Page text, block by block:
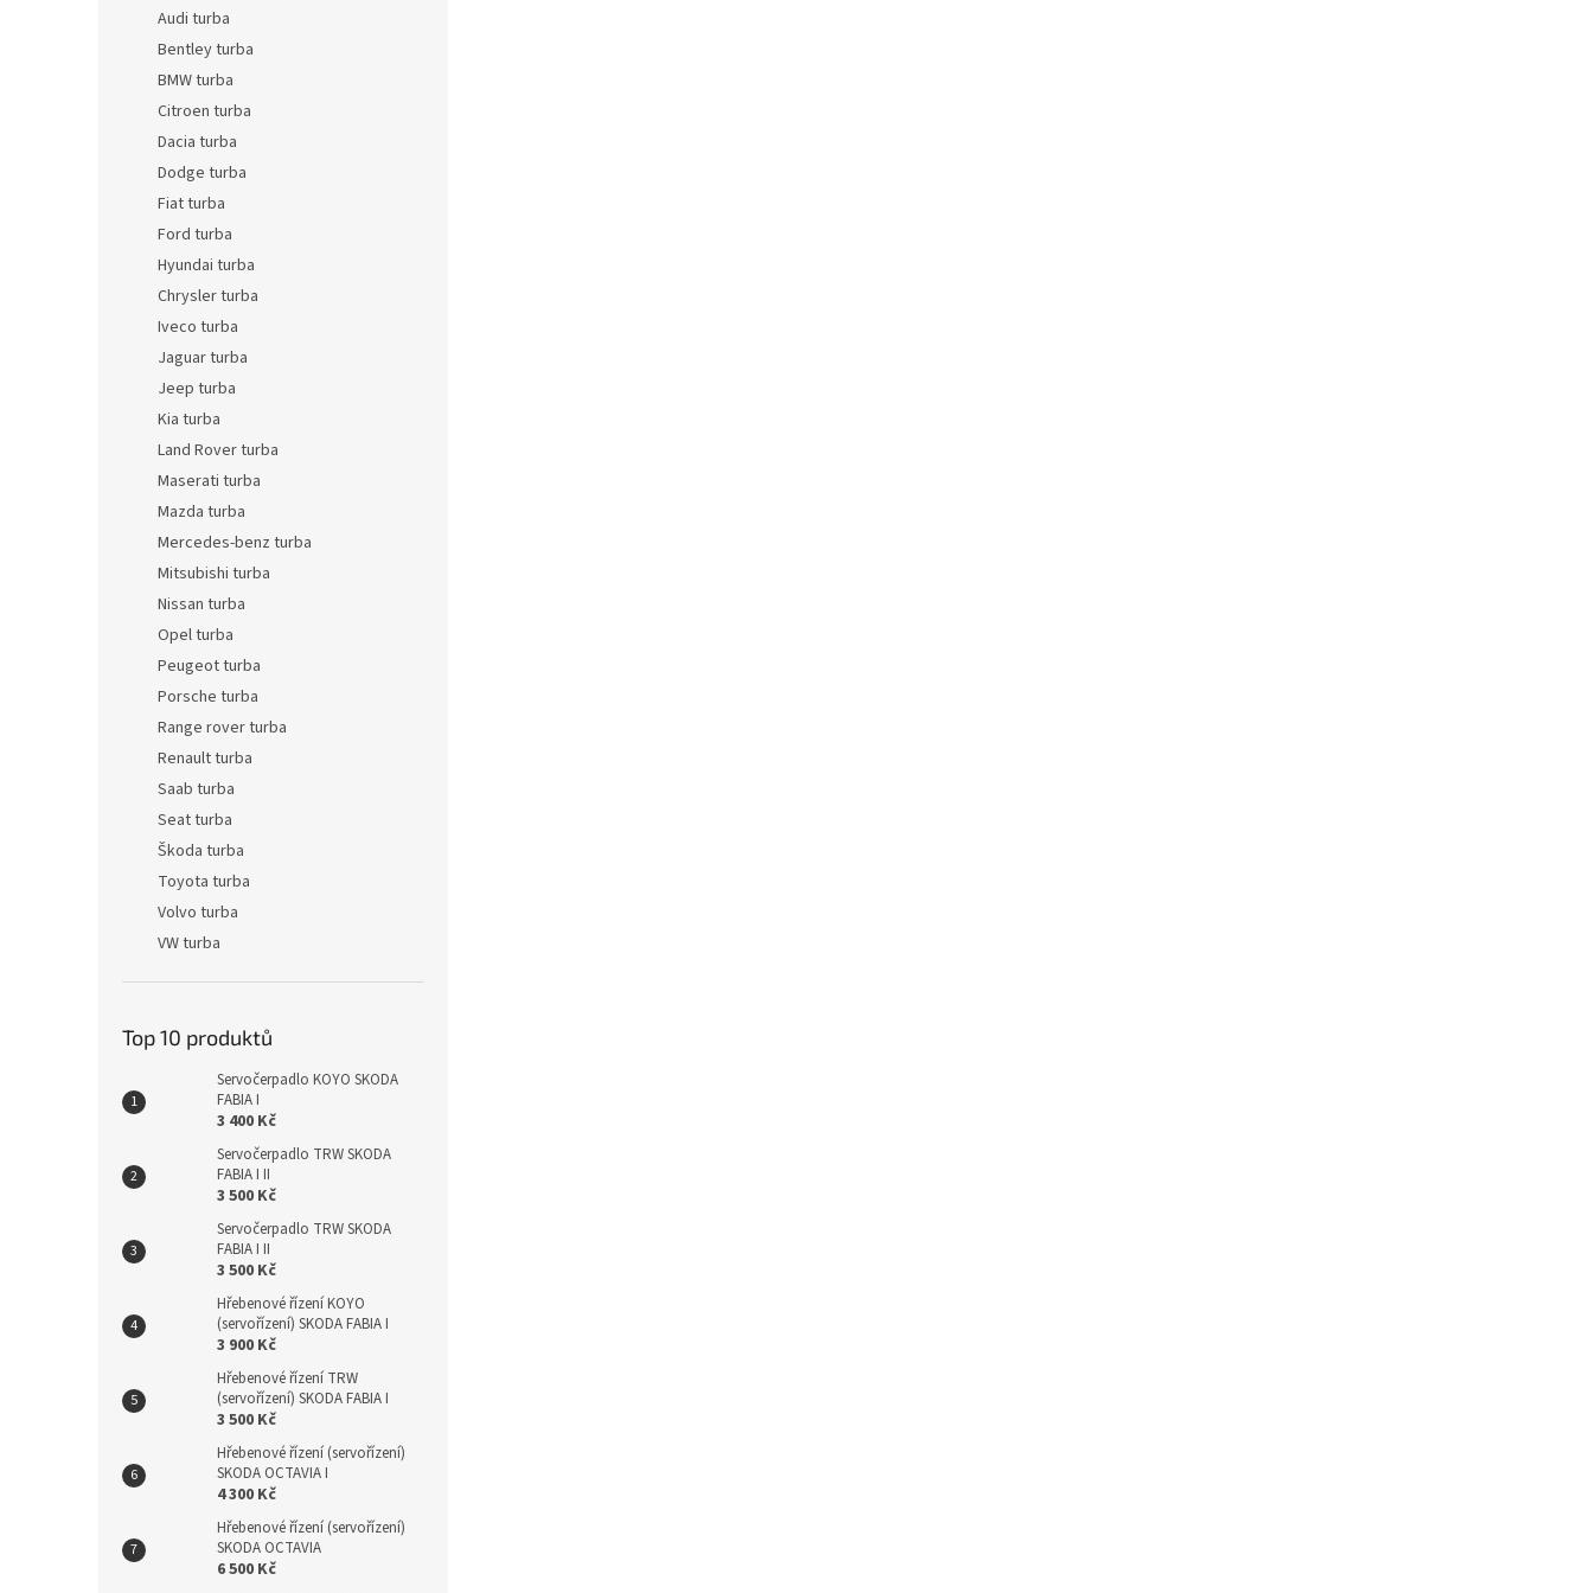
Audi turba
Bentley turba
BMW turba
Citroen turba
Dacia turba
Dodge turba
Fiat turba
Ford turba
Hyundai turba
Chrysler turba
Iveco turba
Jaguar turba
Jeep turba
Kia turba
Land Rover turba
Maserati turba
Mazda turba
Mercedes-benz turba
Mitsubishi turba
Nissan turba
Opel turba
Peugeot turba
Porsche turba
Range rover turba
Renault turba
Saab turba
Seat turba
Škoda turba
Toyota turba
Volvo turba
VW turba
Top 10 produktů
Servočerpadlo KOYO SKODA
FABIA I
3 400 Kč
Servočerpadlo TRW SKODA
FABIA I II
3 500 Kč
Servočerpadlo TRW SKODA
FABIA I II
3 500 Kč
Hřebenové řízení KOYO
(servořízení) SKODA FABIA I
3 900 Kč
Hřebenové řízení TRW
(servořízení) SKODA FABIA I
3 500 Kč
Hřebenové řízení (servořízení)
SKODA OCTAVIA I
4 300 Kč
Hřebenové řízení (servořízení)
SKODA OCTAVIA
6 500 Kč